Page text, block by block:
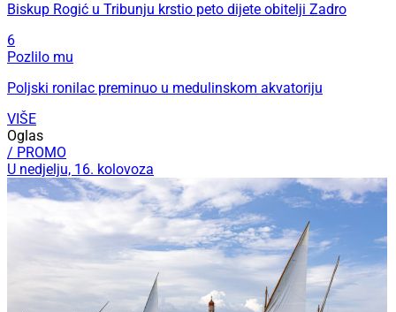
Biskup Rogić u Tribunju krstio peto dijete obitelji Zadro
6
Pozlilo mu
Poljski ronilac preminuo u medulinskom akvatoriju
VIŠE
Oglas
/ PROMO
U nedjelju, 16. kolovoza